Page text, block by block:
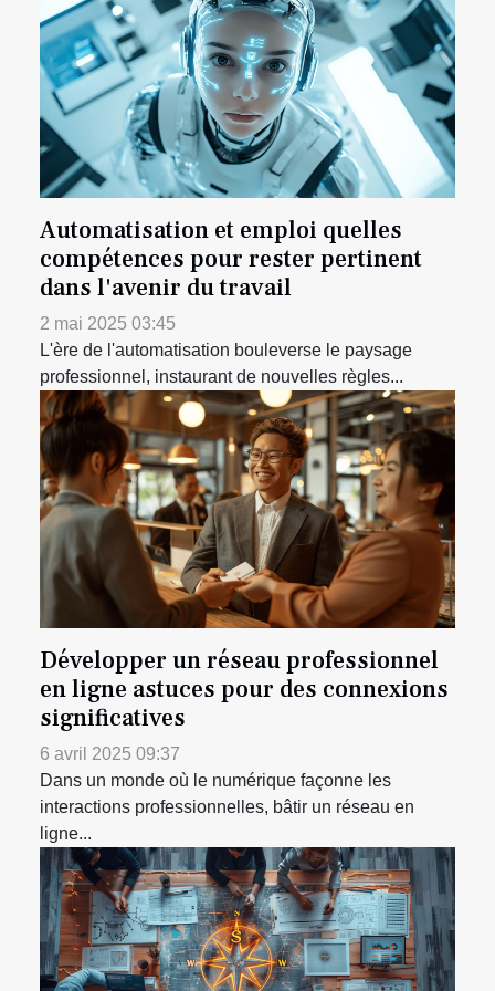
Automatisation et emploi quelles
compétences pour rester pertinent
dans l'avenir du travail
2 mai 2025 03:45
L'ère de l'automatisation bouleverse le paysage
professionnel, instaurant de nouvelles règles...
Développer un réseau professionnel
en ligne astuces pour des connexions
significatives
6 avril 2025 09:37
Dans un monde où le numérique façonne les
interactions professionnelles, bâtir un réseau en
ligne...